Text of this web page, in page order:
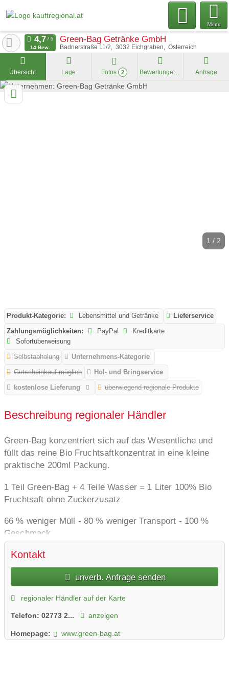
Menu
Green-Bag Getränke GmbH
Badnerstraße 11/2 3032 Eichgraben Österreich
14 Bew.
Übersicht Lage Fotos 2 Bewertungen Anfrage
1 / 2
Produkt-Kategorie: Lebensmittel und Getränke
Lieferservice
Zahlungsmöglichkeiten:
PayPal
Kreditkarte
Sofortüberweisung
Selbstabholung
Unternehmens-Kategorie
Gutscheinkauf möglich
Hol- und Bringservice
kostenlose Lieferung
überwiegend regionale Produkte
Beschreibung regionaler Händler
Green-Bag konzentriert sich auf das Wesentliche und
füllt das reine Bio Fruchtsaftkonzentrat in eine kleine
praktische 200ml Packung.
1 Teil Green-Bag + 4 Teile Wasser = 1 Liter 100% Bio
Fruchtsaft ohne Zuckerzusatz
66 % weniger Müll - 80 % weniger Transport - 100 %
Geschmack.
Der Umwelt zuliebe!
Kontakt
unverb. Anfrage senden
regionaler Händler auf der Karte
Telefon: 02773 2... anzeigen
Homepage: www.green-bag.at